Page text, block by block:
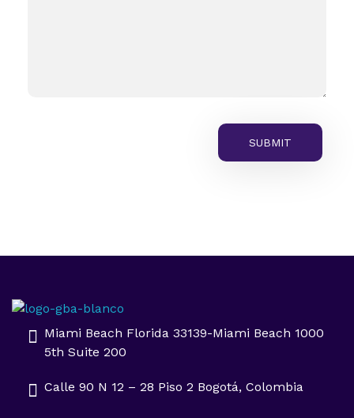
Impulsa tu negocio con Transformación Digital y Data Intelligence
Miami Beach Florida 33139-Miami Beach 1000
5th Suite 200
Calle 90 N 12 – 28 Piso 2 Bogotá, Colombia